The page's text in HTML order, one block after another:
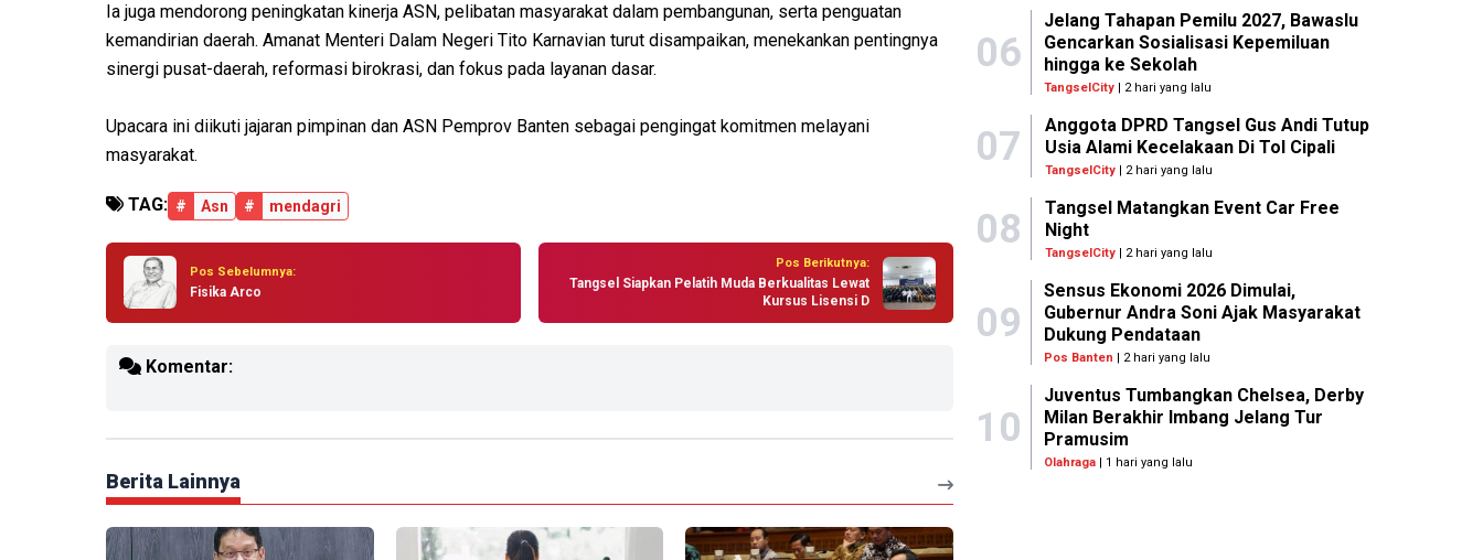
Ia juga mendorong peningkatan kinerja ASN, pelibatan masyarakat dalam pembangunan, serta penguatan
kemandirian daerah. Amanat Menteri Dalam Negeri Tito Karnavian turut disampaikan, menekankan pentingnya
sinergi pusat-daerah, reformasi birokrasi, dan fokus pada layanan dasar.
Upacara ini diikuti jajaran pimpinan dan ASN Pemprov Banten sebagai pengingat komitmen melayani
masyarakat.
TAG: # Asn # mendagri
Pos Sebelumnya:
Fisika Arco
Pos Berikutnya:
Tangsel Siapkan Pelatih Muda Berkualitas Lewat
Kursus Lisensi D
Komentar:
Berita Lainnya
06
Jelang Tahapan Pemilu 2027, Bawaslu
Gencarkan Sosialisasi Kepemiluan
hingga ke Sekolah
TangselCity | 2 hari yang lalu
07
Anggota DPRD Tangsel Gus Andi Tutup
Usia Alami Kecelakaan Di Tol Cipali
TangselCity| 2 hari yang lalu
08
Tangsel Matangkan Event Car Free
Night
TangselCity| 2 hari yang lalu
09
Sensus Ekonomi 2026 Dimulai,
Gubernur Andra Soni Ajak Masyarakat
Dukung Pendataan
Pos Banten | 2 hari yang lalu
10
Juventus Tumbangkan Chelsea, Derby
Milan Berakhir Imbang Jelang Tur
Pramusim
Olahraga | 1 hari yang lalu